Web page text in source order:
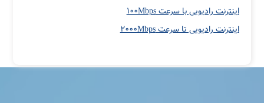
اینترنت رادیویی با سرعت ۱۰۰Mbps
اینترنت رادیویی تا سرعت ۲۰۰۰Mbps